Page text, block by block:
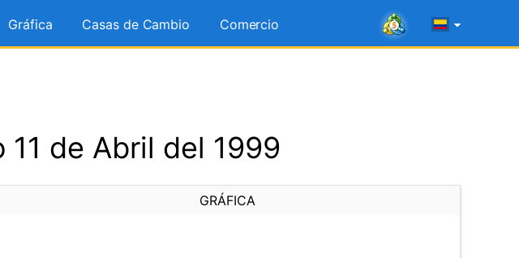
Gráfica Casas de Cambio Comercio
de Abril del 1999
GRÁFICA